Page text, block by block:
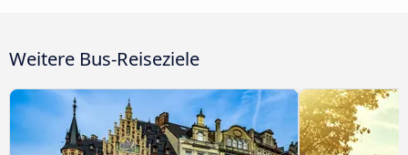
Weitere Bus-Reiseziele